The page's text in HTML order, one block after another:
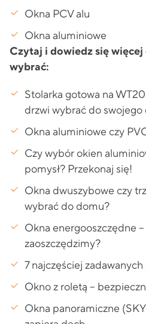
Okna PCV alu
Okna aluminiowe
Czytaj i dowiedz się
wybrać:
Stolarka gotowa na
drzwi wybrać do swojego
Okna aluminiowe czy
Czy wybór okien
pomysł? Przekonaj się!
Okna dwuszybowe czy
wybrać do domu?
Okna energooszczędne
zaoszczędzimy?
7 najczęściej
Okno z roletą –
Okna panoramiczne